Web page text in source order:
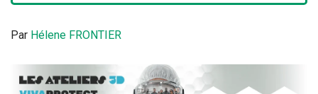
Par Hélene FRONTIER